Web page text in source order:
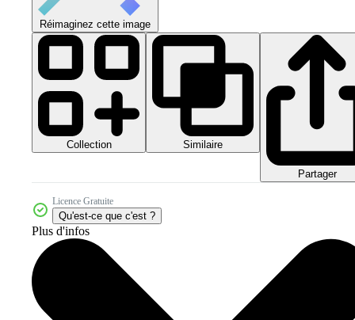
Réimaginez cette image
Collection Similaire
Partager
Licence Gratuite
Qu'est-ce que c'est ?
Plus d'infos